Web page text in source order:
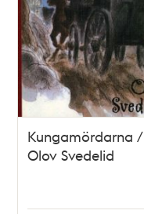
Kungamördarna /
Olov Svedelid